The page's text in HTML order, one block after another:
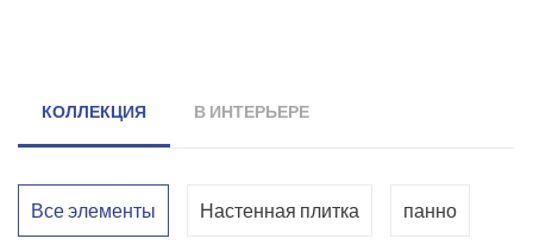
КОЛЛЕКЦИЯ В ИНТЕРЬЕРЕ
Все элементы Настенная плитка панно